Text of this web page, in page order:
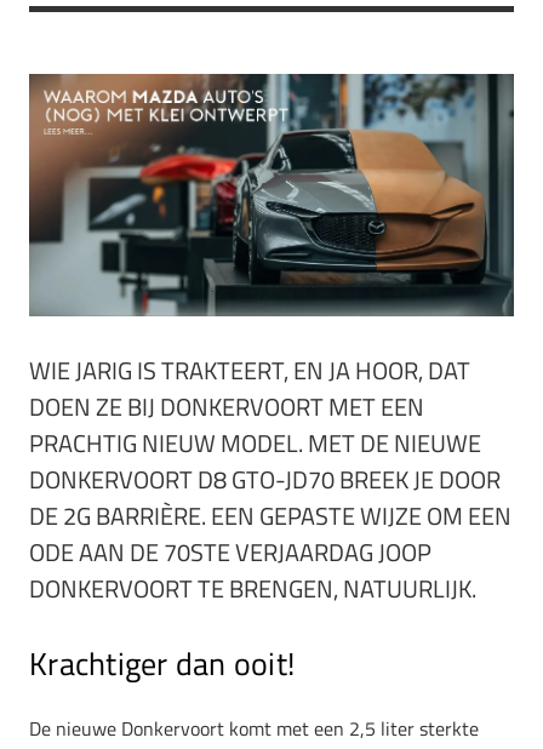
WIE JARIG IS TRAKTEERT, EN JA HOOR, DAT
DOEN ZE BIJ DONKERVOORT MET EEN
PRACHTIG NIEUW MODEL. MET DE NIEUWE
DONKERVOORT D8 GTO-JD70 BREEK JE DOOR
DE 2G BARRIÈRE. EEN GEPASTE WIJZE OM EEN
ODE AAN DE 70STE VERJAARDAG JOOP
DONKERVOORT TE BRENGEN, NATUURLIJK.
Krachtiger dan ooit!
De nieuwe Donkervoort komt met een 2,5 liter sterkte